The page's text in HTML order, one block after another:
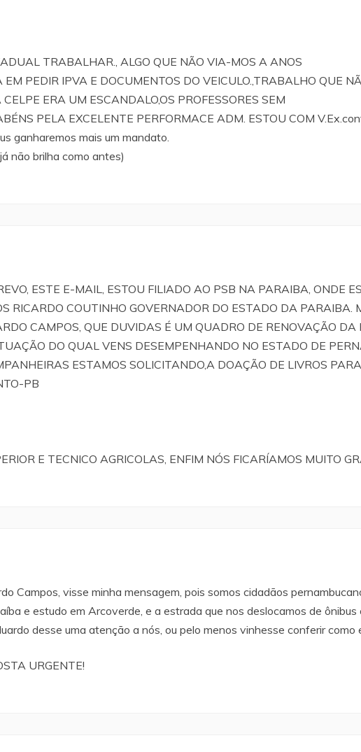
TRABALHAR., ALGO QUE NÃO VIA-MOS A ANOS
PEDIR IPVA E DOCUMENTOS DO VEICULO.,TRABALHO QUE
ERA UM ESCANDALO,OS PROFESSORES SEM
PELA EXCELENTE PERFORMACE ADM. ESTOU COM
ganharemos mais um mandato.
não brilha como antes)
ESTE E-MAIL, ESTOU FILIADO AO PSB NA PARAIBA, ONDE
RICARDO COUTINHO GOVERNADOR DO ESTADO DA PARAIBA.
CAMPOS, QUE DUVIDAS É UM QUADRO DE RENOVAÇÃO
DO QUAL VENS DESEMPENHANDO NO ESTADO DE
ESTAMOS SOLICITANDO,A DOAÇÃO DE LIVROS
PB
E TECNICO AGRICOLAS, ENFIM NÓS FICARÍAMOS MUITO
Campos, visse minha mensagem, pois somos cidadãos
e estudo em Arcoverde, e a estrada que nos deslocamos de
desse uma atenção a nós, ou pelo menos vinhesse conferir como
URGENTE!